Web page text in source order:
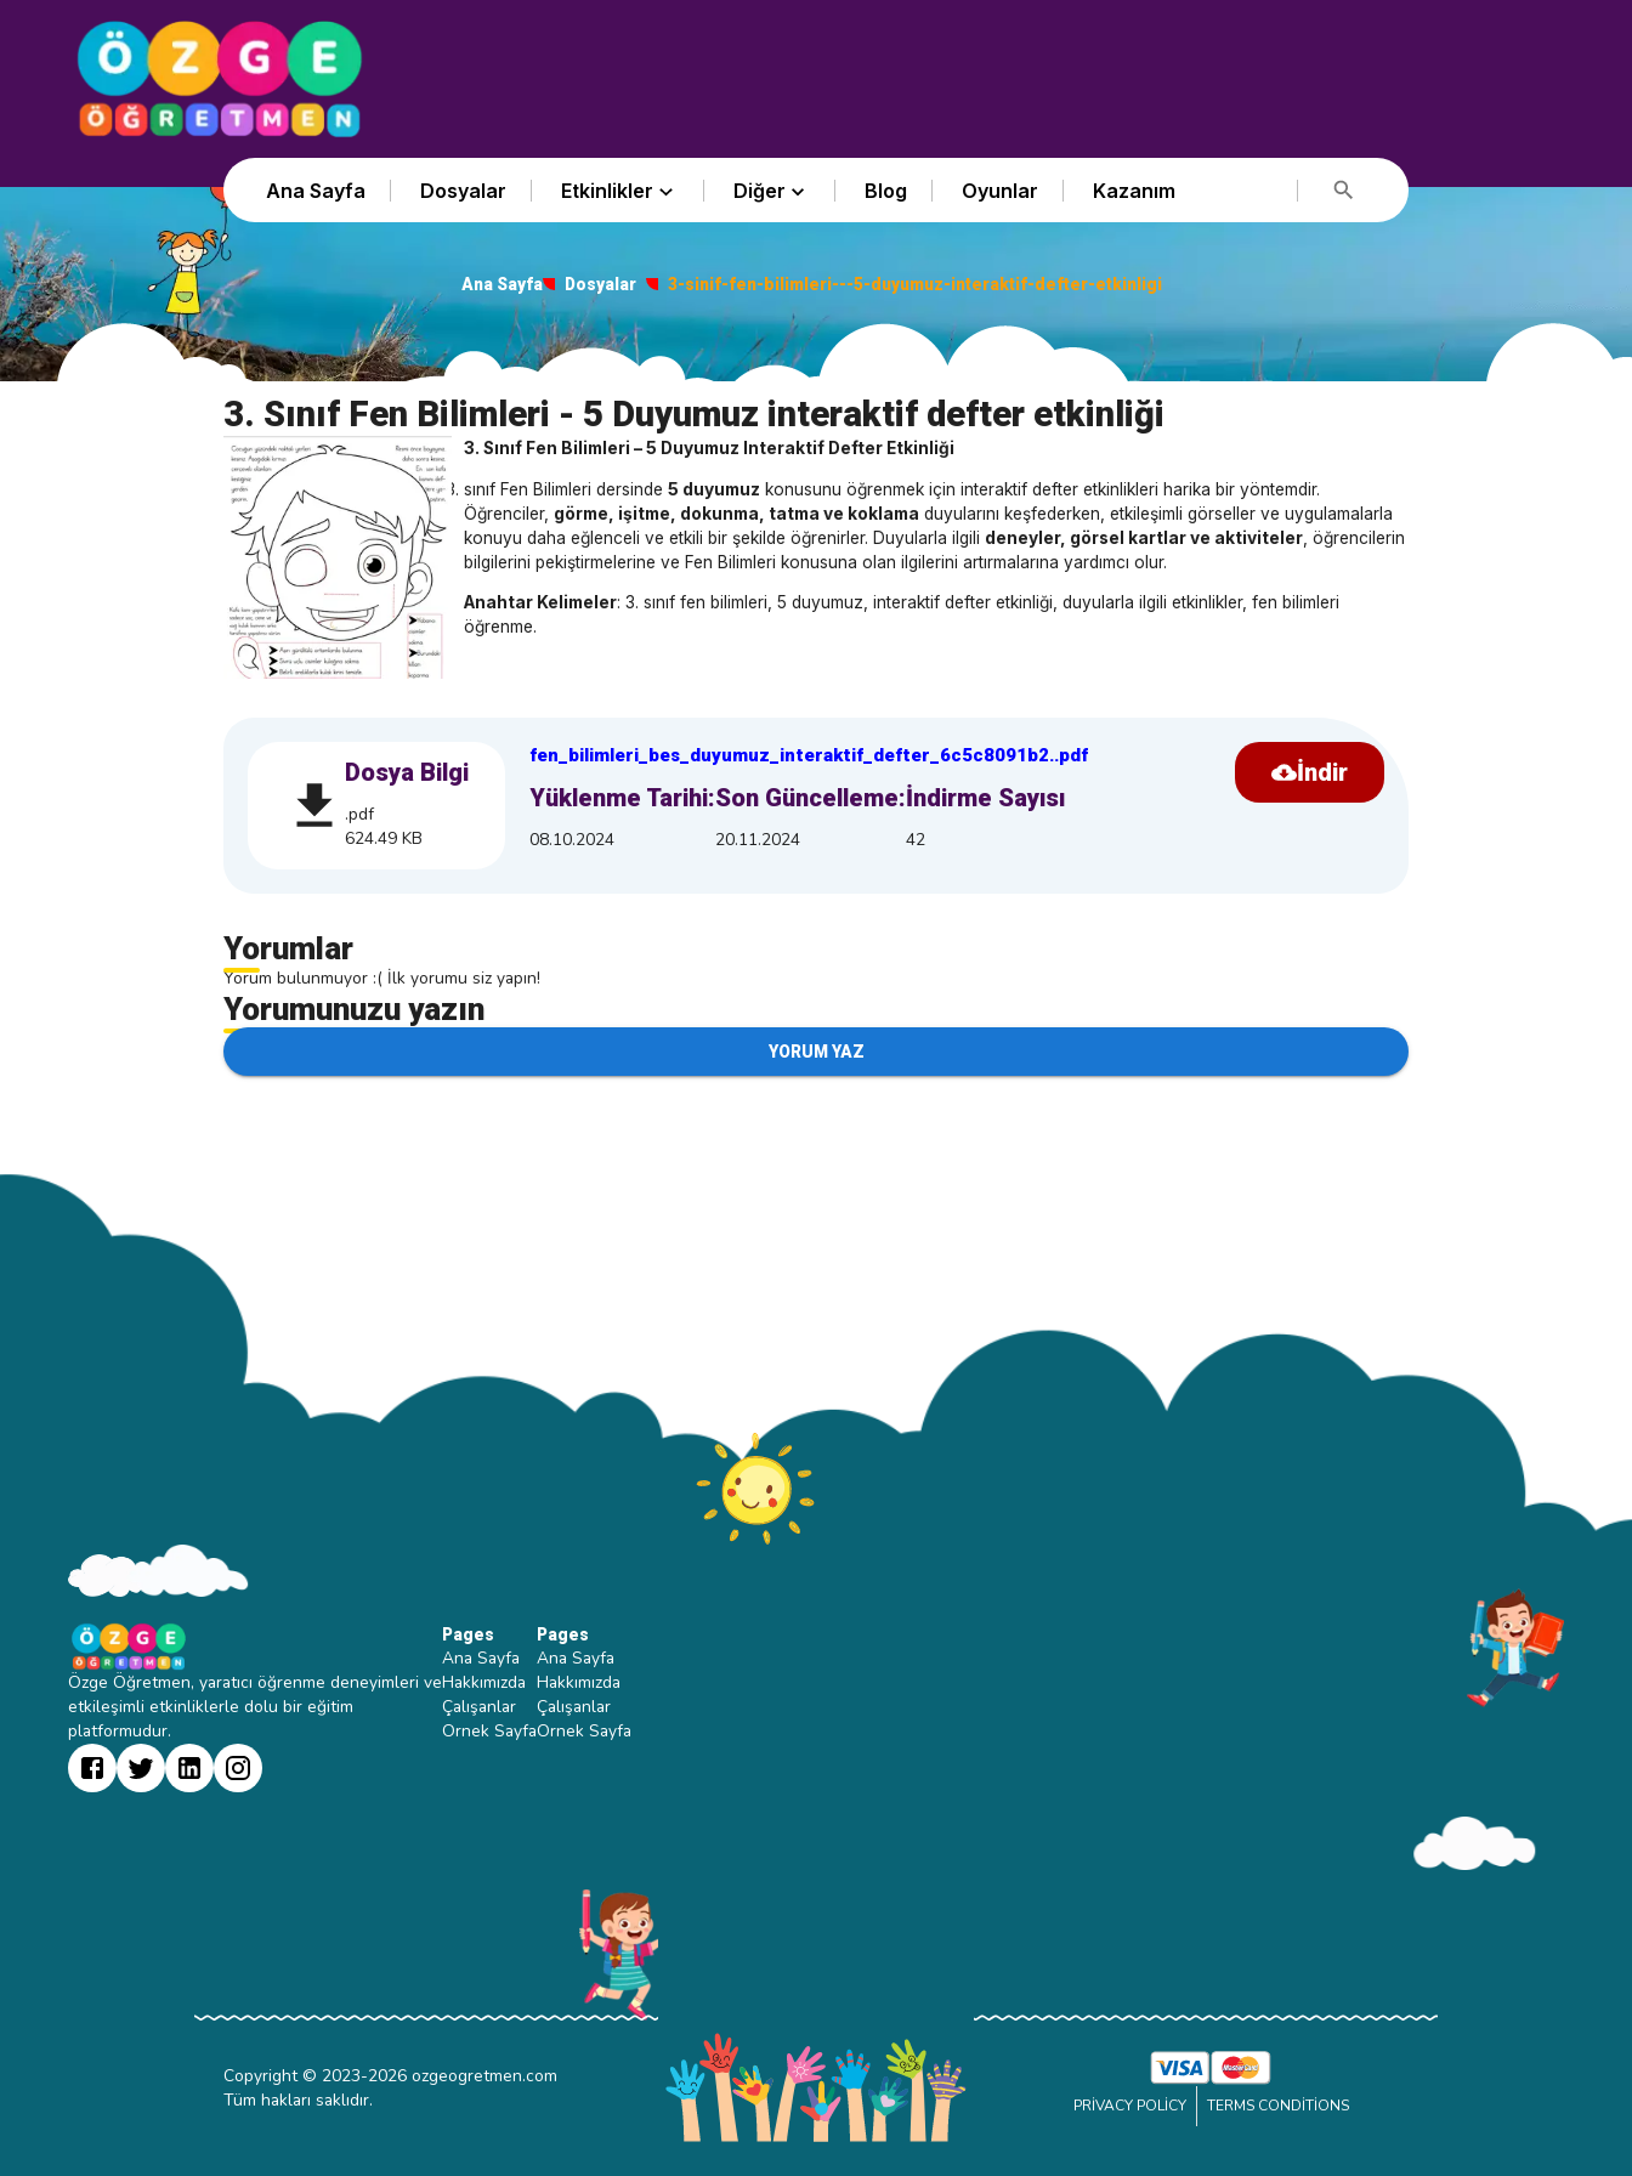
Ana Sayfa Dosyalar Etkinlikler Diğer Blog Oyunlar Kazanım
Ana Sayfa Dosyalar 3-sinif-fen-bilimleri---5-duyumuz-interaktif-defter-etkinligi
3. Sınıf Fen Bilimleri - 5 Duyumuz interaktif defter etkinliği
3. Sınıf Fen Bilimleri – 5 Duyumuz Interaktif Defter Etkinliği
sınıf Fen Bilimleri dersinde5 duyumuz konusunu öğrenmek için interaktif defter etkinlikleri harika bir yöntemdir.
Öğrenciler, görme, işitme, dokunma, tatma ve koklama duyularını keşfederken, etkileşimli görseller ve uygulamalarla
konuyu daha eğlenceli ve etkili bir şekilde öğrenirler. Duyularla ilgili deneyler, görsel kartlar ve aktiviteler , öğrencilerin
bilgilerini pekiştirmelerine ve Fen Bilimleri konusuna olan ilgilerini artırmalarına yardımcı olur.
Anahtar Kelimeler: 3. sınıf fen bilimleri, 5 duyumuz, interaktif defter etkinliği, duyularla ilgili etkinlikler, fen bilimleri
öğrenme.
Dosya Bilgi
.pdf
624.49 KB
fen_bilimleri_bes_duyumuz_interaktif_defter_6c5c8091b2..pdf
Yüklenme Tarihi:
08.10.2024
Son Güncelleme:
20.11.2024
İndirme Sayısı
42
İndir
Yorumlar
Yorum bulunmuyor :( İlk yorumu siz yapın!
Yorumunuzu yazın
YORUM YAZ
Özge Öğretmen, yaratıcı öğrenme deneyimleri ve
etkileşimli etkinliklerle dolu bir eğitim
platformudur.
Pages
Ana Sayfa
Hakkımızda
Çalışanlar
Ornek Sayfa
Pages
Ana Sayfa
Hakkımızda
Çalışanlar
Ornek Sayfa
Copyright © 2023-2026 ozgeogretmen.com
Tüm hakları saklıdır.
PRIVACY POLICY TERMS CONDITIONS